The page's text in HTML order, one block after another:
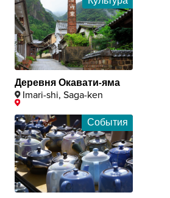
Деревня Окавати-яма
Imari-shi, Saga-ken
События